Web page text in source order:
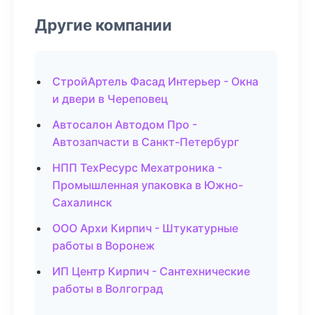
Другие компании
СтройАртель Фасад Интерьер - Окна
и двери в Череповец
Автосалон Автодом Про -
Автозапчасти в Санкт-Петербург
НПП ТехРесурс Мехатроника -
Промышленная упаковка в Южно-
Сахалинск
ООО Архи Кирпич - Штукатурные
работы в Воронеж
ИП Центр Кирпич - Сантехнические
работы в Волгоград